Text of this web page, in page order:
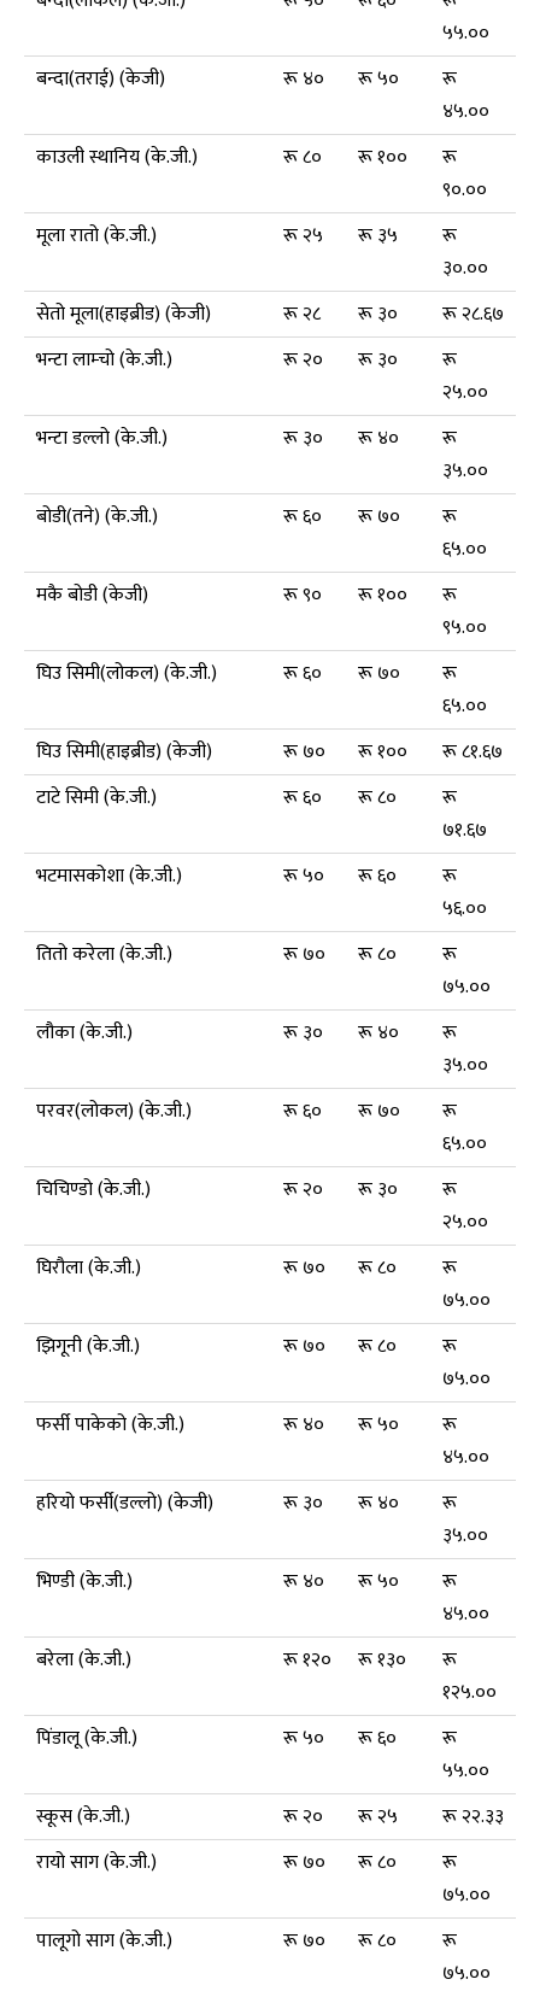
५५.००
बन्दा(तराई) (केजी)
रू ४० रू ५०
रू
४५.००
काउली स्थानिय (के.जी.)
रू ८० रू १००
रू
९०.००
मूला रातो (के.जी.)
रू २५ रू ३५
रू
३०.००
सेतो मूला(हाइब्रीड) (केजी)
रू २८ रू ३०
रू २८.६७
भन्टा लाम्चो (के.जी.)
रू २० रू ३०
रू
२५.००
भन्टा डल्लो (के.जी.)
रू ३० रू ४०
रू
३५.००
बोडी(तने) (के.जी.)
रू ६० रू ७०
रू
६५.००
मकै बोडी (केजी)
रू ९० रू १००
रू
९५.००
घिउ सिमी(लोकल) (के.जी.)
रू ६० रू ७०
रू
६५.००
घिउ सिमी(हाइब्रीड) (केजी)
रू ७० रू १००
रू ८१.६७
टाटे सिमी (के.जी.)
रू ६० रू ८०
रू
७१.६७
भटमासकोशा (के.जी.)
रू ५० रू ६०
रू
५६.००
तितो करेला (के.जी.)
रू ७० रू ८०
रू
७५.००
लौका (के.जी.)
रू ३० रू ४०
रू
३५.००
परवर(लोकल) (के.जी.)
रू ६० रू ७०
रू
६५.००
चिचिण्डो (के.जी.)
रू २० रू ३०
रू
२५.००
घिरौला (के.जी.)
रू ७० रू ८०
रू
७५.००
झिगूनी (के.जी.)
रू ७० रू ८०
रू
७५.००
फर्सी पाकेको (के.जी.)
रू ४० रू ५०
रू
४५.००
हरियो फर्सी(डल्लो) (केजी)
रू ३० रू ४०
रू
३५.००
भिण्डी (के.जी.)
रू ४० रू ५०
रू
४५.००
बरेला (के.जी.)
रू १२० रू १३०
रू
१२५.००
पिंडालू (के.जी.)
रू ५० रू ६०
रू
५५.००
स्कूस (के.जी.)
रू २० रू २५
रू २२.३३
रायो साग (के.जी.)
रू ७० रू ८०
रू
७५.००
पालूगो साग (के.जी.)
रू ७० रू ८०
रू
७५.००